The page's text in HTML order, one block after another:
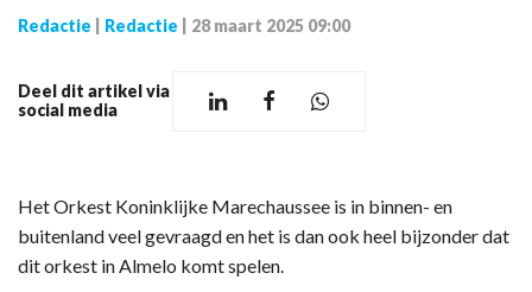
Redactie Redactie 28 maart 2025 09:00
Deel dit artikel via
social media
Het Orkest Koninklijke Marechaussee is in binnen- en
buitenland veel gevraagd en het is dan ook heel bijzonder dat
dit orkest in Almelo komt spelen.